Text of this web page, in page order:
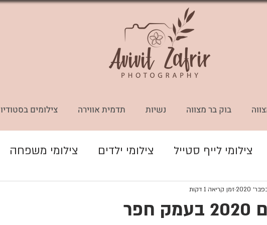
בוק בר מצווה נשיות תדמית אווירה צילומים בסטודיו
צילומי לייף סטייל צילומי ילדים צילומי משפחה
ואווירה
זמן קריאה 1 דקות